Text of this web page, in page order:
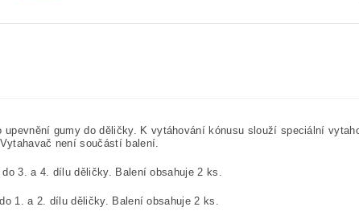
upevnění gumy do děličky. K vytáhování kónusu slouží speciální
není součástí balení.
3. a 4. dílu děličky. Balení obsahuje 2 ks.
1. a 2. dílu děličky. Balení obsahuje 2 ks.